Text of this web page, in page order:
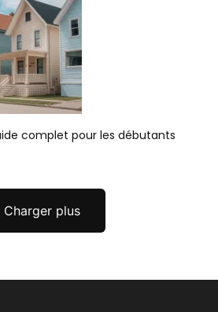
complet pour les débutants
Charger plus